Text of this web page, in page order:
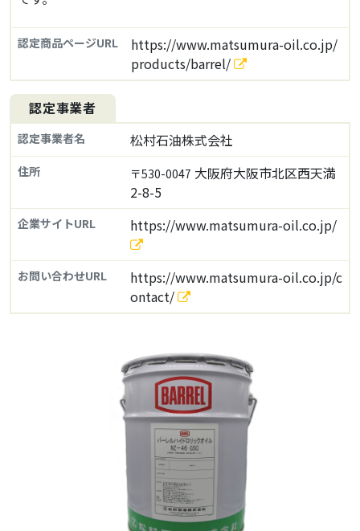
認定商品ページURL
https://www.matsumura-oil.co.jp/
products/barrel/
認定事業者
認定事業者名 松村石油株式会社
住所 〒530-0047 大阪府大阪市北区西天満
2-8-5
企業サイトURL https://www.matsumura-oil.co.jp/
お問い合わせURL
https://www.matsumura-oil.co.jp/c
ontact/